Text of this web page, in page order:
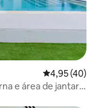
4,95 de uma
4,95 (40)
e área de jantar